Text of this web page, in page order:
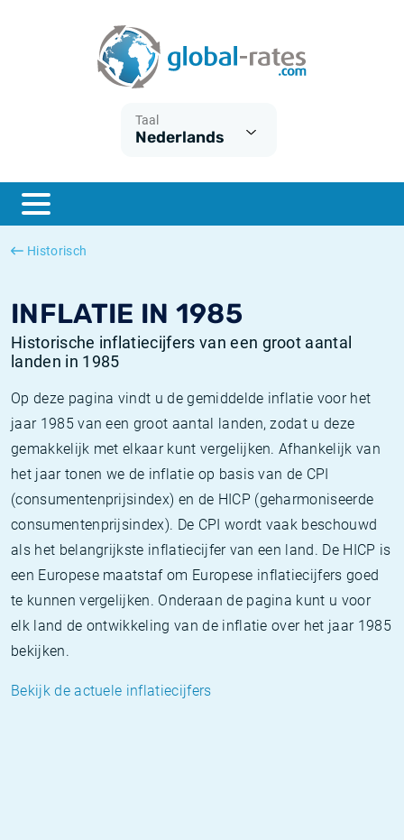
Taal
Nederlands
Historisch
INFLATIE IN 1985
Historische inflatiecijfers van een groot aantal
landen in 1985
Op deze pagina vindt u de gemiddelde inflatie voor het
jaar 1985 van een groot aantal landen, zodat u deze
gemakkelijk met elkaar kunt vergelijken. Afhankelijk van
het jaar tonen we de inflatie op basis van de CPI
(consumentenprijsindex) en de HICP (geharmoniseerde
consumentenprijsindex). De CPI wordt vaak beschouwd
als het belangrijkste inflatiecijfer van een land. De HICP is
een Europese maatstaf om Europese inflatiecijfers goed
te kunnen vergelijken. Onderaan de pagina kunt u voor
elk land de ontwikkeling van de inflatie over het jaar 1985
bekijken.
Bekijk de actuele inflatiecijfers
ESTER
SONIA
Wat is CPI inflatie?
Wat is HICP inflatie?
Nederlandse inflatie - CPI
Amerikaanse inflatie - CPI
Euribor historie
SOFR historie
TONAR historie
Inflatiecalculator